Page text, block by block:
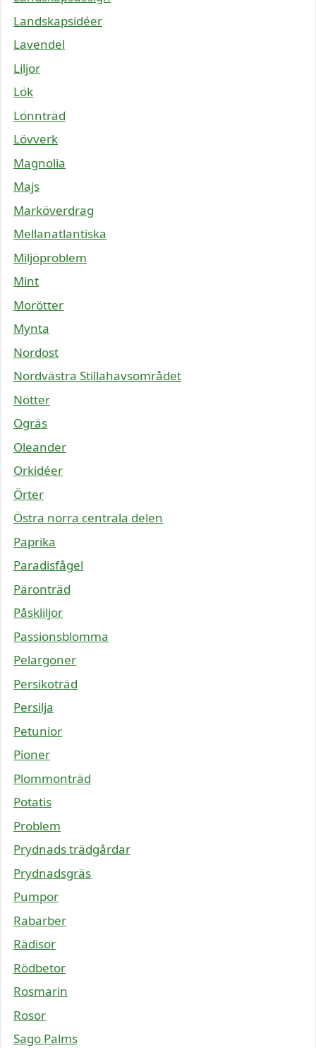
Landskapsidéer
Lavendel
Liljor
Lök
Lönnträd
Lövverk
Magnolia
Majs
Marköverdrag
Mellanatlantiska
Miljöproblem
Mint
Morötter
Mynta
Nordost
Nordvästra Stillahavsområdet
Nötter
Ogräs
Oleander
Orkidéer
Örter
Östra norra centrala delen
Paprika
Paradisfågel
Päronträd
Påskliljor
Passionsblomma
Pelargoner
Persikoträd
Persilja
Petunior
Pioner
Plommonträd
Potatis
Problem
Prydnads trädgårdar
Prydnadsgräs
Pumpor
Rabarber
Rädisor
Rödbetor
Rosmarin
Rosor
Sago Palms